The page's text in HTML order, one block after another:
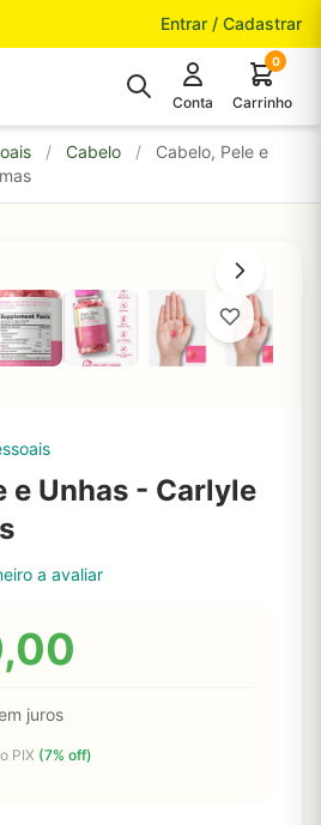
Entrar / Cadastrar
Conta
0
Carrinho
/ Cabelo /
Cabelo, Pele e
e Unhas - Carlyle
a avaliar
juros
PIX (7% off)